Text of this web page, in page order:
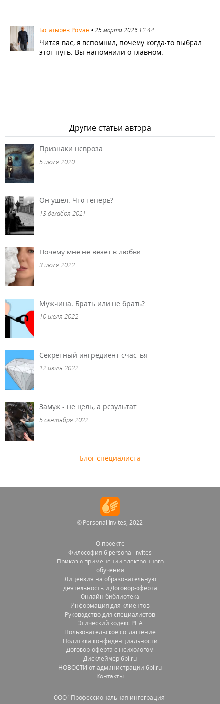
2466 Богатырев Роман •25 марта 2026 12:44
Читая вас, я вспомнил, почему когда-то выбрал
этот путь. Вы напомнили о главном.
Другие статьи автора
Признаки невроза
5 июля 2020
Он ушел. Что теперь?
13 декабря 2021
Почему мне не везет в любви
3 июля 2022
Мужчина. Брать или не брать?
10 июля 2022
Секретный ингредиент счастья
12 июля 2022
Замуж - не цель, а результат
5 сентября 2022
Блог специалиста
© Personal Invites, 2022
О проекте
Философия 6 personal invites
Приказ о применении электронного
обучения
Лицензия на образовательную
деятельность и Договор-оферта
Онлайн библиотека
Информация для клиентов
Руководство для специалистов
Этический кодекс РПА
Пользовательское соглашение
Политика конфиденциальности
Договор-оферта с Психологом
Дисклеймер 6pi.ru
НОВОСТИ от администрации 6pi.ru
Контакты
OOO "Профессиональная интеграция"